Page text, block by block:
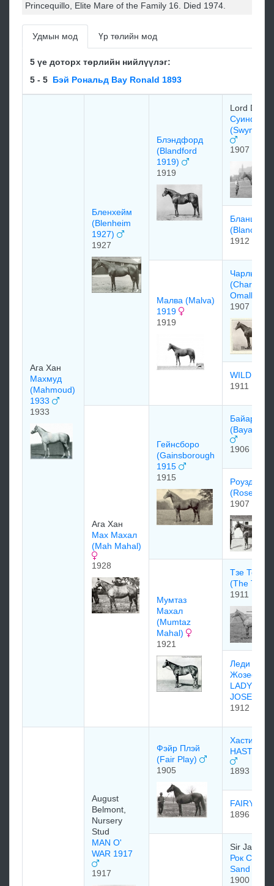
Princequillo, Elite Mare of the Family 16. Died 1974.
Удмын мод Үр төлийн мод
5 үе доторх төрлийн нийлүүлэг:
5 - 5 Бэй Рональд Bay Ronald 1893
Ага Хан
Махмуд
(Mahmoud)
1933
1933
Бленхейм
(Blenheim
1927)
1927
Блэндфорд
(Blandford
1919)
1919
Lord Derby
Суинфорд
(Swynford
1907
Бланш
(Blanche)
1912
Малва (Malva)
1919
1919
Чаpльз
(Charles
Omalley)
1907
WILD
1911
Ага Хан
Маx Маxал
(Mah Mahal)
1928
Гейнсборо
(Gainsborough
1915
1915
Бaйaрдо
(Bayardo)
1906
Рoуздрoп
1907
Мумтаз
Махал
(Mumtaz
Mahal)
1921
Тзе
(The
1911
Леди
Жозефине
LADY
1912
August
Belmont,
Nursery
Stud
MAN O'
WAR 1917
1917
Фэйр Плэй
(Fair Play)
1905
Хастингс
1893
FAIRY
1896
Sir James
Рок Сэнд
Sand
1900